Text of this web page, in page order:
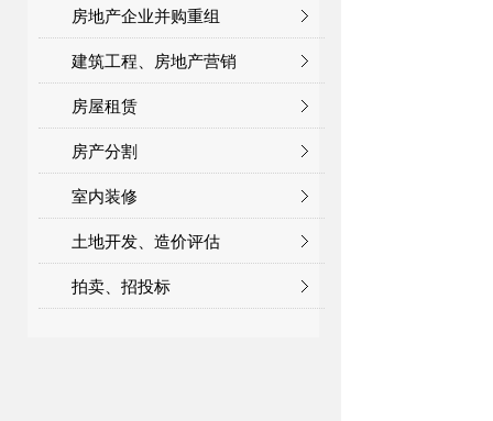
房地产企业并购重组
建筑工程、房地产营销
房屋租赁
房产分割
室内装修
土地开发、造价评估
拍卖、招投标